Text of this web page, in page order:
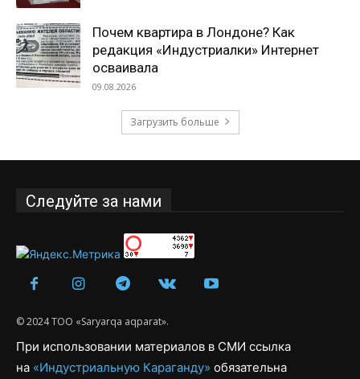
Почем квартира в Лондоне? Как
редакция «Индустриалки» Интернет
осваивала
09.08.2026
Загрузить больше
Следуйте за нами
© 2024 ТОО «Saryarqa aqparat».
При использовании материалов в СМИ ссылка
на «Индустриальную Караганду» обязательна